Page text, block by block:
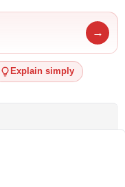
→
Explain simply